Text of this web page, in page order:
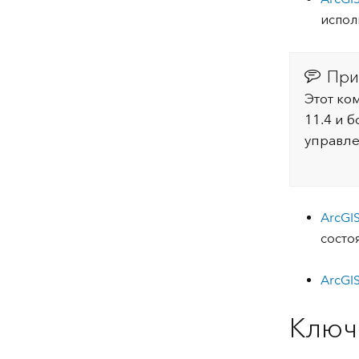
Этот
11.4 и